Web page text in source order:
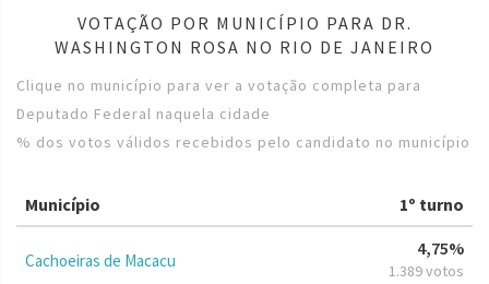
VOTAÇÃO POR MUNICÍPIO PARA DR.
WASHINGTON ROSA NO RIO DE JANEIRO
Clique no município para ver a votação completa para
Deputado Federal naquela cidade
% dos votos válidos recebidos pelo candidato no município
Município 1º turno
Cachoeiras de Macacu
4,75%
1.389 votos